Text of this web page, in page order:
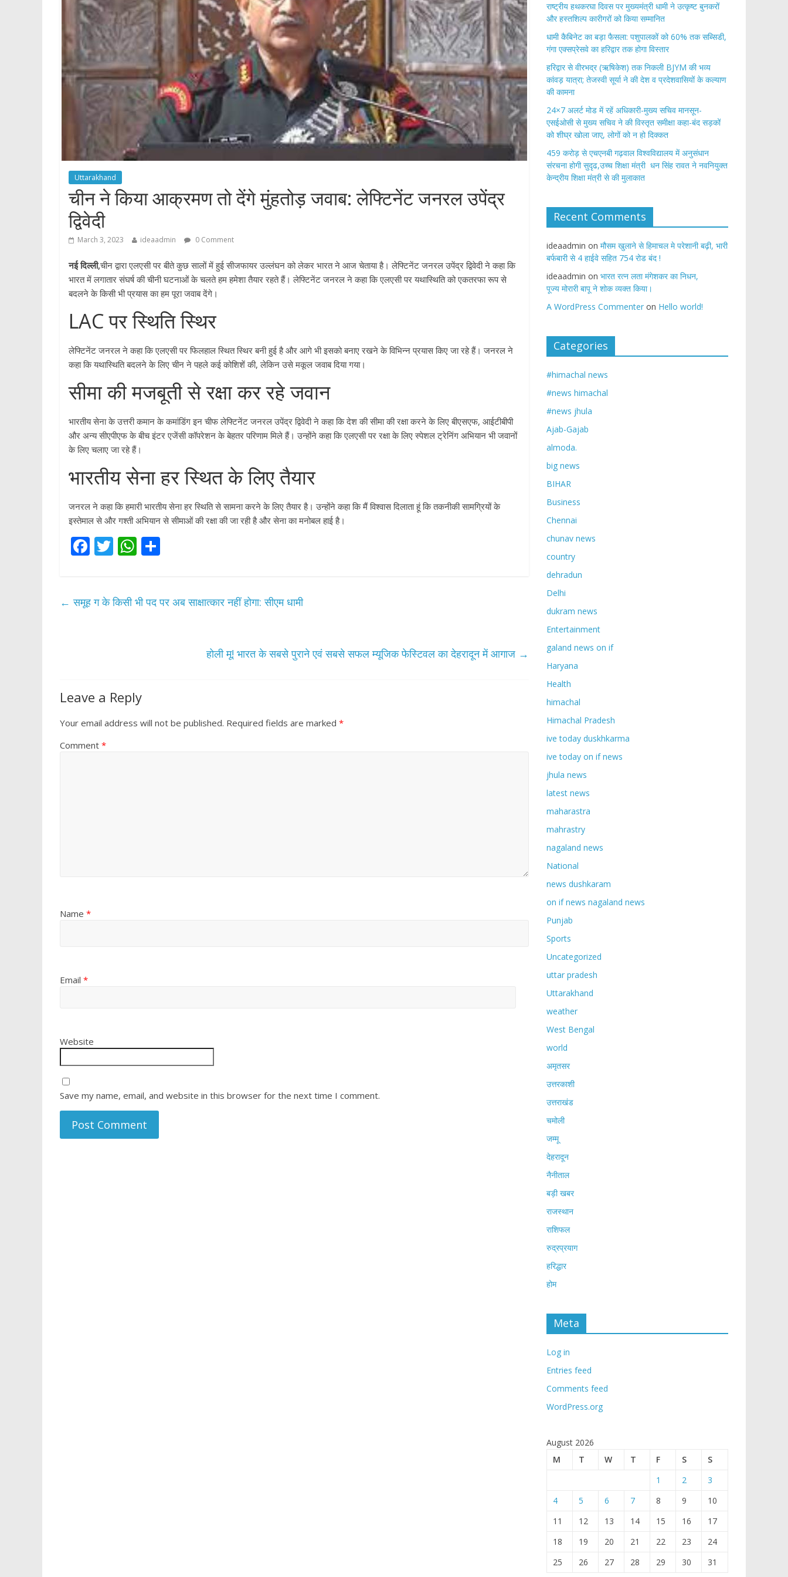
Uttarakhand
चीन ने किया आक्रमण तो देंगे मुंहतोड़ जवाब: लेफ्टिनेंट जनरल उपेंद्र
द्विवेदी
March 3, 2023 ideaadmin 0 Comment
नई दिल्ली,चीन द्वारा एलएसी पर बीते कुछ सालों में हुई सीजफायर उल्लंघन को लेकर भारत ने आज चेताया है। लेफ्टिनेंट जनरल उपेंद्र द्विवेदी ने कहा कि
भारत में लगातार संघर्ष की चीनी घटनाओं के चलते हम हमेशा तैयार रहते हैं। लेफ्टिनेंट जनरल ने कहा कि एलएसी पर यथास्थिति को एकतरफा रूप से
बदलने के किसी भी प्रयास का हम पूरा जवाब देंगे।
LAC पर स्थिति स्थिर
लेफ्टिनेंट जनरल ने कहा कि एलएसी पर फिलहाल स्थित स्थिर बनी हुई है और आगे भी इसको बनाए रखने के विभिन्न प्रयास किए जा रहे हैं। जनरल ने
कहा कि यथास्थिति बदलने के लिए चीन ने पहले कई कोशिशें की, लेकिन उसे मकूल जवाब दिया गया।
सीमा की मजबूती से रक्षा कर रहे जवान
भारतीय सेना के उत्तरी कमान के कमांडिंग इन चीफ लेफ्टिनेंट जनरल उपेंद्र द्विवेदी ने कहा कि देश की सीमा की रक्षा करने के लिए बीएसएफ, आईटीबीपी
और अन्य सीएपीएफ के बीच इंटर एजेंसी कॉपरेशन के बेहतर परिणाम मिले हैं। उन्होंने कहा कि एलएसी पर रक्षा के लिए स्पेशल ट्रेनिंग अभियान भी जवानों
के लिए चलाए जा रहे हैं।
भारतीय सेना हर स्थित के लिए तैयार
जनरल ने कहा कि हमारी भारतीय सेना हर स्थिति से सामना करने के लिए तैयार है। उन्होंने कहा कि मैं विश्वास दिलाता हूं कि तकनीकी सामग्रियों के
इस्तेमाल से और गश्ती अभियान से सीमाओं की रक्षा की जा रही है और सेना का मनोबल हाई है।
F
b
T
er
W
s e
← समूह ग के किसी भी पद पर अब साक्षात्कार नहीं होगा: सीएम धामी
होली मू! भारत के सबसे पुराने एवं सबसे सफल म्यूजिक फेस्टिवल का देहरादून में आगाज →
Leave a Reply
Your email address will not be published. Required fields are marked *
Comment *
Name *
Email *
Website
Save my name, email, and website in this browser for the next time I comment.
राष्ट्रीय हथकरघा दिवस पर मुख्यमंत्री धामी ने उत्कृष्ट बुनकरों
और हस्तशिल्प कारीगरों को किया सम्मानित
​धामी कैबिनेट का बड़ा फैसला: पशुपालकों को 60% तक सब्सिडी,
गंगा एक्सप्रेसवे का हरिद्वार तक होगा विस्तार
​हरिद्वार से वीरभद्र (ऋषिकेश) तक निकली BJYM की भव्य
कांवड़ यात्रा; तेजस्वी सूर्या ने की देश व प्रदेशवासियों के कल्याण
की कामना
24×7 अलर्ट मोड में रहें अधिकारी-मुख्य सचिव मानसून-
एसईओसी से मुख्य सचिव ने की विस्तृत समीक्षा कहा-बंद सड़कों
को शीघ्र खोला जाए, लोगों को न हो दिक्कत
459 करोड़ से एचएनबी गढ़वाल विश्वविद्यालय में अनुसंधान
संरचना होगी सुदृढ,उच्च शिक्षा मंत्री धन सिंह रावत ने नवनियुक्त
केन्द्रीय शिक्षा मंत्री से की मुलाकात
Recent Comments
ideaadmin on मौसम खुलाने से हिमाचल मे परेशानी बढ़ी, भारी
बर्फबारी से 4 हाईवे सहित 754 रोड बंद !
ideaadmin on भारत रत्न लता मंगेशकर का निधन,
पूज्य मोरारी बापू ने शोक व्यक्त किया।
A WordPress Commenter on Hello world!
Categories
#himachal news
#news himachal
#news jhula
Ajab-Gajab
almoda.
big news
BIHAR
Business
Chennai
chunav news
country
dehradun
Delhi
dukram news
Entertainment
galand news on if
Haryana
Health
himachal
Himachal Pradesh
ive today duskhkarma
ive today on if news
jhula news
latest news
maharastra
mahrastry
nagaland news
National
news dushkaram
on if news nagaland news
Punjab
Sports
Uncategorized
uttar pradesh
Uttarakhand
weather
West Bengal
world
अमृतसर
उत्तरकाशी
उत्तराखंड
चमोली
जम्मू
देहरादून
नैनीताल
बड़ी खबर
राजस्थान
राशिफल
रुद्रप्रयाग
हरिद्धार
होम
Meta
Log in
Entries feed
Comments feed
WordPress.org
August 2026
M
T W T F S
S
1
2
3
4
5 6 7 8 9
10
11
12 13 14 15 16
17
18
19 20 21 22 23
24
25
26 27 28 29 30 31